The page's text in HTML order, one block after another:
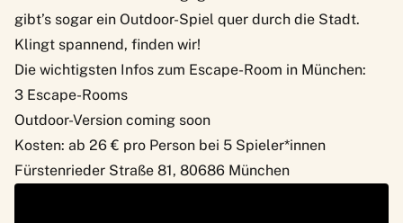
gibt’s sogar ein Outdoor-Spiel quer durch die Stadt.
Klingt spannend, finden wir!
Die wichtigsten Infos zum Escape-Room in München:
3 Escape-Rooms
Outdoor-Version coming soon
Kosten: ab 26 € pro Person bei 5 Spieler*innen
Fürstenrieder Straße 81, 80686 München